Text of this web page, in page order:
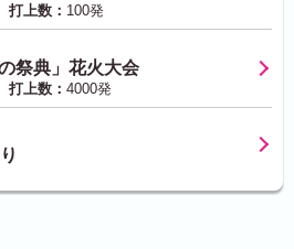
打上数： 100発
祭典」花火大会
打上数： 4000発